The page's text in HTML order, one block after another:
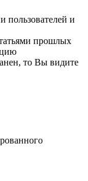
пользователей и
прошлых
то Вы видите